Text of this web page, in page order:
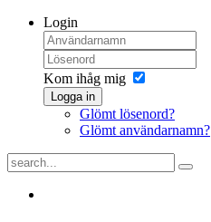
Login
Kom ihåg mig
Logga in
Glömt lösenord?
Glömt användarnamn?